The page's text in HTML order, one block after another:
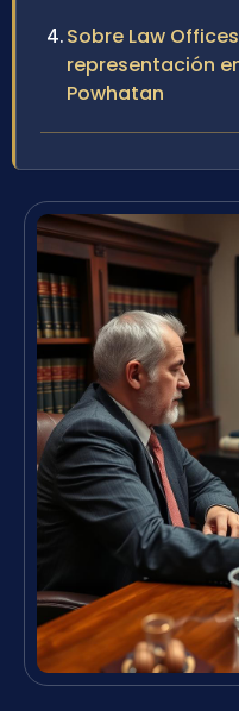
Sobre Law Offices
representación
Powhatan